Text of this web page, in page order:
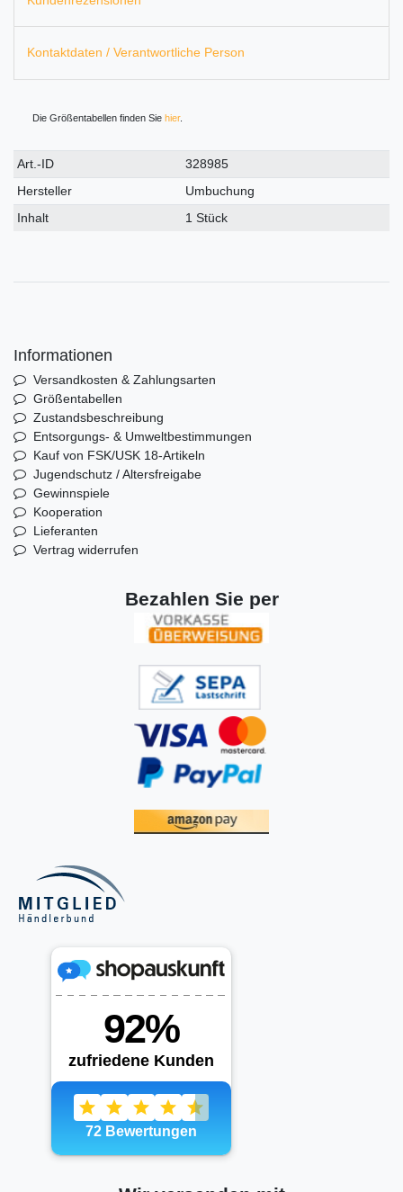
Kontaktdaten / Verantwortliche Person
Die Größentabellen finden Sie hier.
Technisches
Merkmal
Wert
Art.-ID
328985
Hersteller
Umbuchung
Inhalt
1 Stück
Informationen
Versandkosten & Zahlungsarten
Größentabellen
Zustandsbeschreibung
Entsorgungs- & Umweltbestimmungen
Kauf von FSK/USK 18-Artikeln
Jugendschutz / Altersfreigabe
Gewinnspiele
Kooperation
Lieferanten
Vertrag widerrufen
Bezahlen Sie per